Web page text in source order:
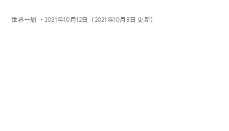
世界一周 ・2021年10月12日（2021年10月8日 更新）